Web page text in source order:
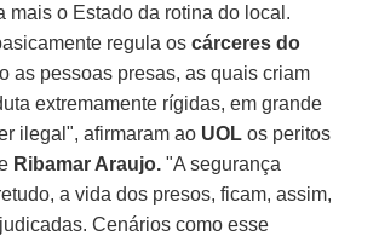
mais o Estado da rotina do local.
regula oscárceres do
as pessoas presas, as quais criam
extremamente rígidas, em grande
ilegal", afirmaram ao UOL os peritos
Ribamar Araujo. "A segurança
a vida dos presos, ficam, assim,
Cenários como esse